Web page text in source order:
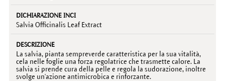
Salvia Officinalis Leaf Extract
La salvia, pianta sempreverde caratteristica per la sua vitalità,
cela nelle foglie una forza regolatrice che trasmette calore. La
salvia si prende cura della pelle e regola la sudorazione, inoltre
svolge un'azione antimicrobica e rinforzante.